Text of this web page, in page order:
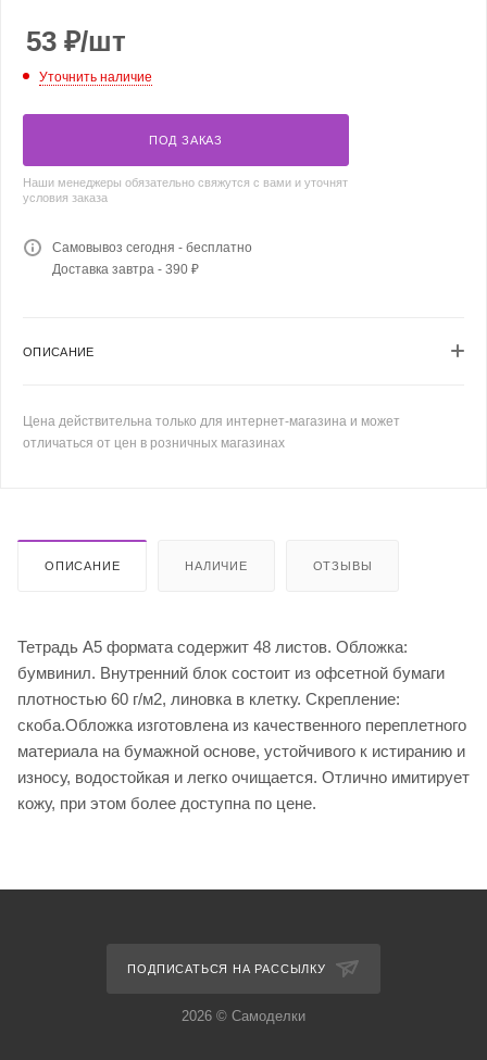
53 ₽/шт
Уточнить наличие
ПОД ЗАКАЗ
Наши менеджеры обязательно свяжутся с вами и уточнят
условия заказа
Самовывоз сегодня - бесплатно
Доставка завтра - 390 ₽
ОПИСАНИЕ
Цена действительна только для интернет-магазина и может
отличаться от цен в розничных магазинах
ОПИСАНИЕ НАЛИЧИЕ ОТЗЫВЫ
Тетрадь А5 формата содержит 48 листов. Обложка:
бумвинил. Внутренний блок состоит из офсетной бумаги
плотностью 60 г/м2, линовка в клетку. Скрепление:
скоба.Обложка изготовлена из качественного переплетного
материала на бумажной основе, устойчивого к истиранию и
износу, водостойкая и легко очищается. Отлично имитирует
кожу, при этом более доступна по цене.
ПОДПИСАТЬСЯ НА РАССЫЛКУ
2026 © Самоделки